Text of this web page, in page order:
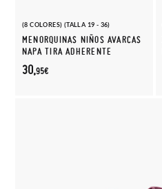
(8 COLORES) (TALLA 19 - 36)
MENORQUINAS NIÑOS AVARCAS
NAPA TIRA ADHERENTE
30,95€